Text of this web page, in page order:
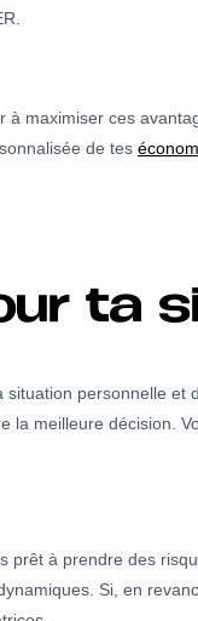
maximiser ces
de tes
ta
personnelle
meilleure décision.
prêt à prendre des
Si, en